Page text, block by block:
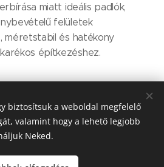
miatt ideális padlók,
felületek
méretstabil és hatékony
építkezéshez.
11385497-2-05
biztosítsuk a weboldal megfelelő
valamint hogy a lehető legjobb
Neked.